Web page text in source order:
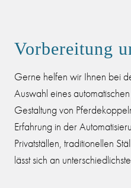
Vorbereitung
Gerne helfen wir Ihnen bei
Auswahl eines
Gestaltung von
Erfahrung in der
Privatställen, traditionellen
lässt sich an